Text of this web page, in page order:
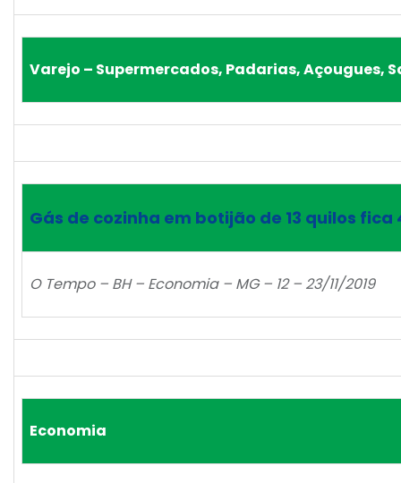
Varejo – Supermercados, Padarias, Açougues,
Gás de cozinha em botijão de 13 quilos fica
O Tempo – BH – Economia – MG – 12 – 23/11/2019
Economia